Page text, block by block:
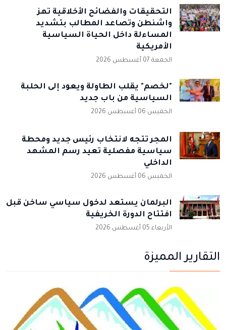
التحقيقات والفضائح الأخلاقية تهز
واشنطن وتصاعد المطالب بتشديد
المساءلة داخل الحياة السياسية
الأمريكية
الجمعة 07 أغسطس 2026
"لخصم" يقلب الطاولة ويعود إلى الحلبة
السياسية من باب جديد
الخميس 06 أغسطس 2026
المجر تتجه لانتخاب رئيس جديد ومحطة
سياسية مفصلية تعيد رسم المشهد
الداخلي
الخميس 06 أغسطس 2026
البرلمان يستعد لدخول سياسي ساخن قبل
افتتاح الدورة الخريفية
الأربعاء 05 أغسطس 2026
التقارير المميزة